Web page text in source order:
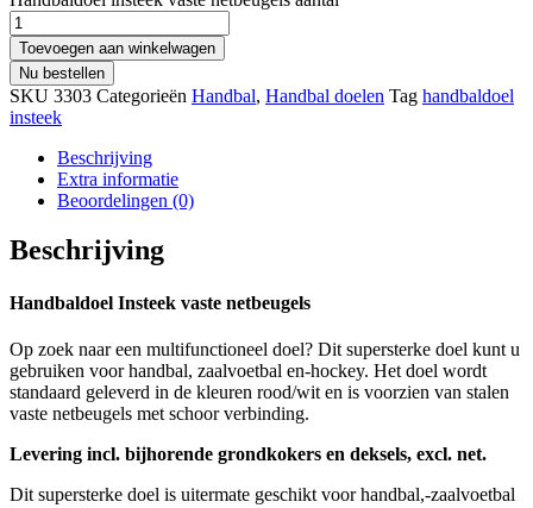
Toevoegen aan winkelwagen
Nu bestellen
SKU 3303 Categorieën Handbal, Handbal doelen Tag handbaldoel
insteek
Beschrijving
Extra informatie
Beoordelingen (0)
Beschrijving
Handbaldoel Insteek vaste netbeugels
Op zoek naar een multifunctioneel doel? Dit supersterke doel kunt u
gebruiken voor handbal, zaalvoetbal en-hockey. Het doel wordt
standaard geleverd in de kleuren rood/wit en is voorzien van stalen
vaste netbeugels met schoor verbinding.
Levering incl. bijhorende grondkokers en deksels, excl. net.
Dit supersterke doel is uitermate geschikt voor handbal,-zaalvoetbal